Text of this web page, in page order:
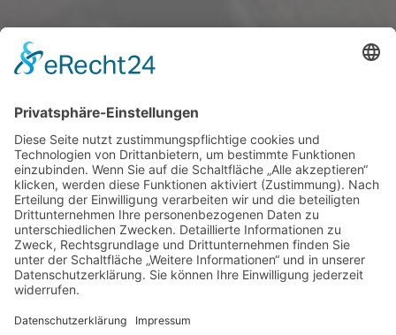
Matthesstraße 65